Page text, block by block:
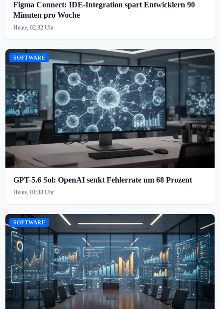
Figma Connect: IDE-Integration spart Entwicklern 90
Minuten pro Woche
Heute, 02:32 Uhr
SOFTWARE
GPT-5.6 Sol: OpenAI senkt Fehlerrate um 68 Prozent
Heute, 01:38 Uhr
SOFTWARE